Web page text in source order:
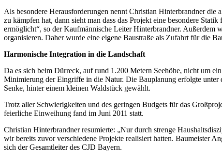
Als besondere Herausforderungen nennt Christian Hinterbrandner
zu kämpfen hat, dann sieht man dass das Projekt eine besondere
ermöglicht“, so der Kaufmännische Leiter Hinterbrandner. Außerdem
organisieren. Daher wurde eine eigene Baustraße als Zufahrt für die
Harmonische Integration in die Landschaft
Da es sich beim Dürreck, auf rund 1.200 Metern Seehöhe, nicht um
Minimierung der Eingriffe in die Natur. Die Bauplanung erfolgte unter
Senke, hinter einem kleinen Waldstück gewählt.
Trotz aller Schwierigkeiten und des geringen Budgets für das
feierliche Einweihung fand im Juni 2011 statt.
Christian Hinterbrandner resumierte: „Nur durch strenge
wir bereits zuvor verschiedene Projekte realisiert hatten. Baumeister
sich der Gesamtleiter des CJD Bayern.